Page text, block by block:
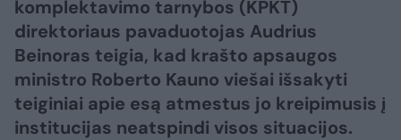
komplektavimo tarnybos (KPKT)
direktoriaus pavaduotojas Audrius
Beinoras teigia, kad krašto apsaugos
ministro Roberto Kauno viešai išsakyti
teiginiai apie esą atmestus jo kreipimusis į
institucijas neatspindi visos situacijos.